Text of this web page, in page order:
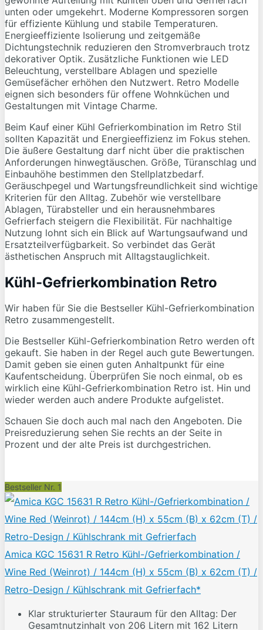
unten oder umgekehrt. Moderne Kompressoren sorgen
für effiziente Kühlung und stabile Temperaturen.
Energieeffiziente Isolierung und zeitgemäße
Dichtungstechnik reduzieren den Stromverbrauch trotz
dekorativer Optik. Zusätzliche Funktionen wie LED
Beleuchtung, verstellbare Ablagen und spezielle
Gemüsefächer erhöhen den Nutzwert. Retro Modelle
eignen sich besonders für offene Wohnküchen und
Gestaltungen mit Vintage Charme.
Beim Kauf einer Kühl Gefrierkombination im Retro Stil
sollten Kapazität und Energieeffizienz im Fokus stehen.
Die äußere Gestaltung darf nicht über die praktischen
Anforderungen hinwegtäuschen. Größe, Türanschlag und
Einbauhöhe bestimmen den Stellplatzbedarf.
Geräuschpegel und Wartungsfreundlichkeit sind wichtige
Kriterien für den Alltag. Zubehör wie verstellbare
Ablagen, Türabsteller und ein herausnehmbares
Gefrierfach steigern die Flexibilität. Für nachhaltige
Nutzung lohnt sich ein Blick auf Wartungsaufwand und
Ersatzteilverfügbarkeit. So verbindet das Gerät
ästhetischen Anspruch mit Alltagstauglichkeit.
Kühl-Gefrierkombination Retro
Wir haben für Sie die Bestseller Kühl-Gefrierkombination
Retro zusammengestellt.
Die Bestseller Kühl-Gefrierkombination Retro werden oft
gekauft. Sie haben in der Regel auch gute Bewertungen.
Damit geben sie einen guten Anhaltpunkt für eine
Kaufentscheidung. Überprüfen Sie noch einmal, ob es
wirklich eine Kühl-Gefrierkombination Retro ist. Hin und
wieder werden auch andere Produkte aufgelistet.
Schauen Sie doch auch mal nach den Angeboten. Die
Preisreduzierung sehen Sie rechts an der Seite in
Prozent und der alte Preis ist durchgestrichen.
Bestseller Nr. 1
Amica KGC 15631 R Retro Kühl-/Gefrierkombination /
Wine Red (Weinrot) / 144cm (H) x 55cm (B) x 62cm (T) /
Retro-Design / Kühlschrank mit Gefrierfach*
Klar strukturierter Stauraum für den Alltag: Der
Gesamtnutzinhalt von 206 Litern mit 162 Litern